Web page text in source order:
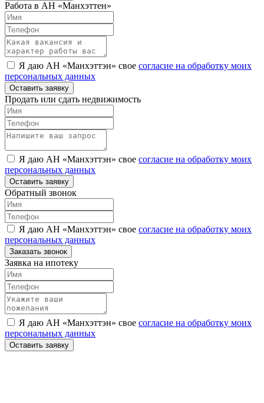
Работа в АН «Манхэттен»
Я даю АН «Манхэттэн» свое согласие на обработку моих
персональных данных
Оставить заявку
Продать или сдать недвижимость
Я даю АН «Манхэттэн» свое согласие на обработку моих
персональных данных
Оставить заявку
Обратный звонок
Я даю АН «Манхэттэн» свое согласие на обработку моих
персональных данных
Заказать звонок
Заявка на ипотеку
Я даю АН «Манхэттэн» свое согласие на обработку моих
персональных данных
Оставить заявку